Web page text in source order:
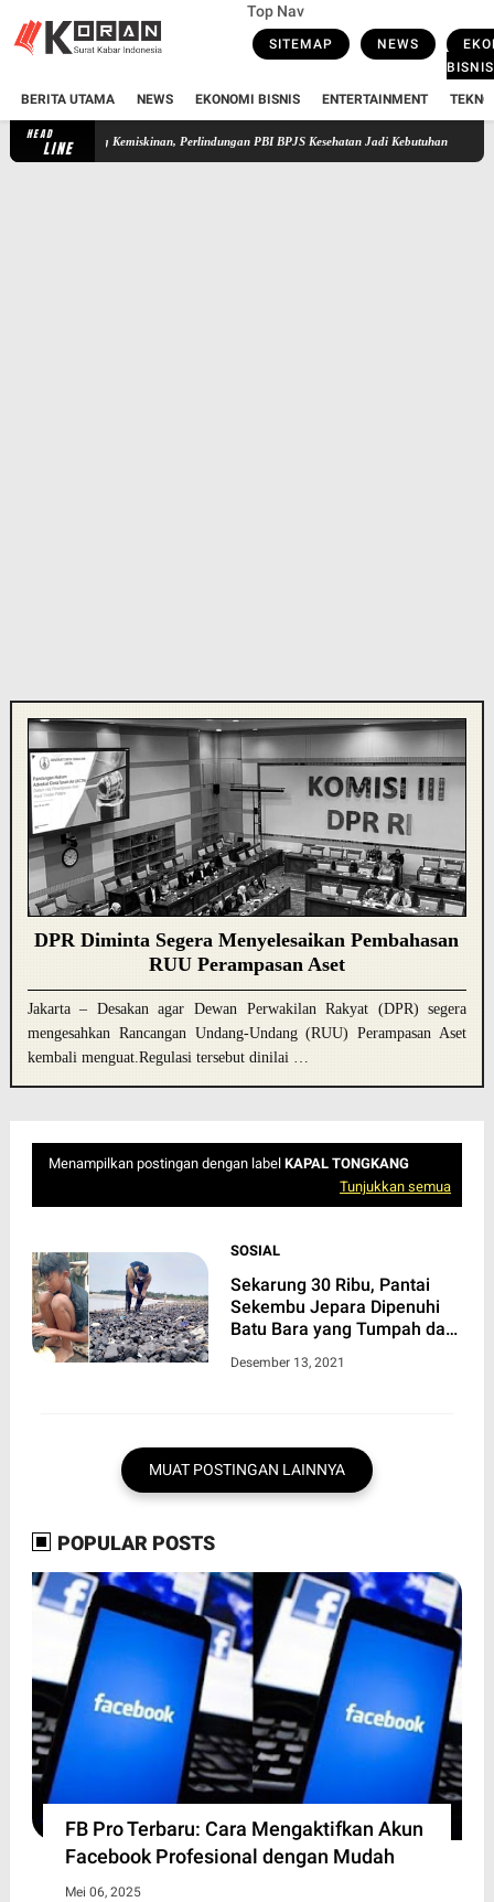
Top Nav
SITEMAP NEWS
BISNIS
BERITA UTAMA NEWS EKONOMI BISNIS ENTERTAINMENT
HEAD
LINE
ke Jurang Kemiskinan, Perlindungan PBI BPJS Kesehatan Jadi Kebutuhan DPR
DPR Diminta Segera Menyelesaikan Pembahasan
RUU Perampasan Aset
Jakarta – Desakan agar Dewan Perwakilan Rakyat (DPR) segera
mengesahkan Rancangan Undang-Undang (RUU) Perampasan Aset
kembali menguat.Regulasi tersebut dinilai …
Menampilkan postingan dengan label KAPAL TONGKANG
Tunjukkan semua
SOSIAL
Sekarung 30 Ribu, Pantai
Sekembu Jepara Dipenuhi
Batu Bara yang Tumpah dari
Desember 13, 2021
MUAT POSTINGAN LAINNYA
POPULAR POSTS
FB Pro Terbaru: Cara Mengaktifkan Akun
Facebook Profesional dengan Mudah
Mei 06, 2025